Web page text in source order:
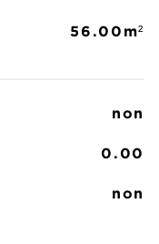
56.00m²
non
0.00
non